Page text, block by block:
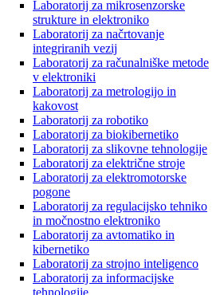
Laboratorij za mikrosenzorske
strukture in elektroniko
Laboratorij za načrtovanje
integriranih vezij
Laboratorij za računalniške metode
v elektroniki
Laboratorij za metrologijo in
kakovost
Laboratorij za robotiko
Laboratorij za biokibernetiko
Laboratorij za slikovne tehnologije
Laboratorij za električne stroje
Laboratorij za elektromotorske
pogone
Laboratorij za regulacijsko tehniko
in močnostno elektroniko
Laboratorij za avtomatiko in
kibernetiko
Laboratorij za strojno inteligenco
Laboratorij za informacijske
tehnologije